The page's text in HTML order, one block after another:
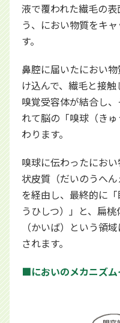
液で覆われた繊毛の
う、におい物質をキ
す。
鼻腔に届いたにおい
け込んで、繊毛と接
嗅覚受容体が結合し
れて脳の「嗅球（き
わります。
嗅球に伝わったにお
状皮質（だいのうへん
を経由し、最終的に
うひしつ）」と、扁
（かいば）という領
されます。
■においのメカニズム